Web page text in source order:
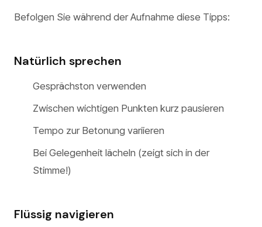
Befolgen Sie während der Aufnahme diese Tipps:
Natürlich sprechen
Gesprächston verwenden
Zwischen wichtigen Punkten kurz pausieren
Tempo zur Betonung variieren
Bei Gelegenheit lächeln (zeigt sich in der
Stimme!)
Flüssig navigieren